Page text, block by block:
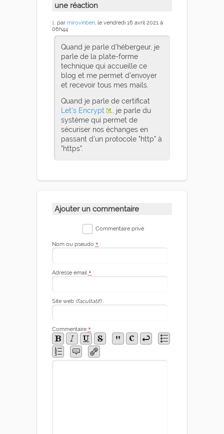
une réaction
1. par mirovinben, le vendredi 16 avril 2021 à
06h44
Quand je parle d'hébergeur, je
parle de la plate-forme
technique qui accueille ce
blog et me permet d'envoyer
et recevoir tous mes mails.
Quand je parle de certificat
Let's Encrypt
, je parle du
système qui permet de
sécuriser nos échanges en
passant d'un protocole "http" à
"https".
Ajouter un commentaire
Commentaire privé
Nom ou pseudo * :
Adresse email * :
Site web (facultatif):
Commentaire * :